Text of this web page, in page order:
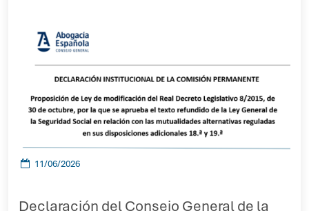
11/06/2026
Declaración del Consejo General de la